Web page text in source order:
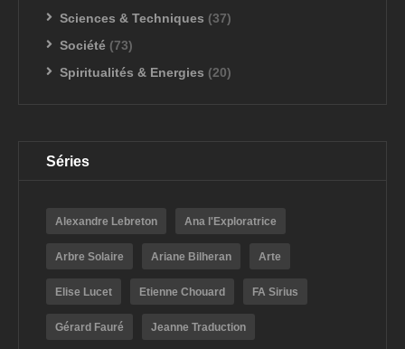
Sciences & Techniques (37)
Société (73)
Spiritualités & Energies (20)
Séries
Alexandre Lebreton Ana l'Exploratrice
Arbre Solaire Ariane Bilheran Arte
Elise Lucet Etienne Chouard FA Sirius
Gérard Fauré Jeanne Traduction